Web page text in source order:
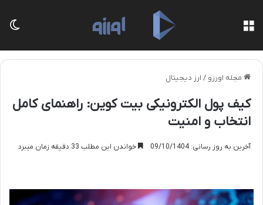
مجله اورزو / ارز دیجیتال
کیف پول الکترونیکی بیت کوین: راهنمای کامل
انتخاب و امنیت
آخرین به روز رسانی: 09/10/1404 خواندن این مطلب 33 دقیقه زمان میبرد